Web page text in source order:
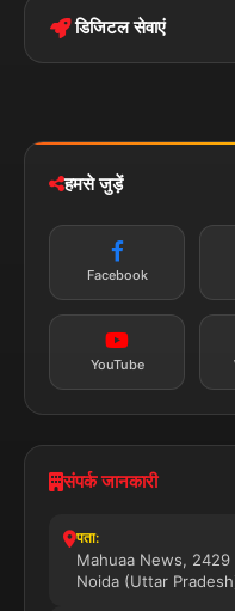
Privacy Policy
पॉलिटिकल
डिजिटल सेवाएं
न्यूज़ अलर्ट
तत्काल अपडेट
सब्सक्राइब करें
हमसे जुड़ें
Facebook
YouTube
संपर्क जानकारी
पता:
Mahuaa News,
Noida (Uttar